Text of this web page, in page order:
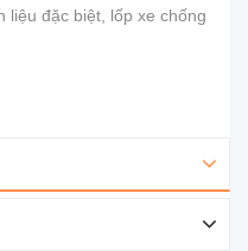
liệu đặc biệt, lốp xe chống